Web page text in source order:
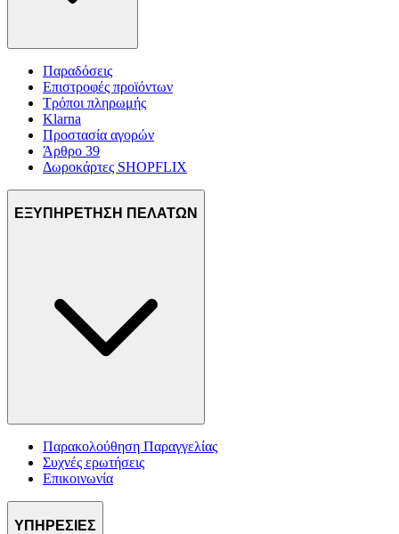
Παραδόσεις
Επιστροφές προϊόντων
Τρόποι πληρωμής
Klarna
Προστασία αγορών
Άρθρο 39
Δωροκάρτες SHOPFLIX
ΕΞΥΠΗΡΕΤΗΣΗ ΠΕΛΑΤΩΝ
Παρακολούθηση Παραγγελίας
Συχνές ερωτήσεις
Επικοινωνία
ΥΠΗΡΕΣΙΕΣ